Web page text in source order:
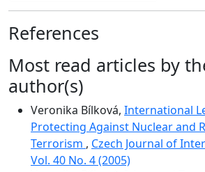
References
Most read articles by
author(s)
Veronika Bílková, International
Protecting Against Nuclear and
Terrorism , Czech Journal of
Vol. 40 No. 4 (2005)